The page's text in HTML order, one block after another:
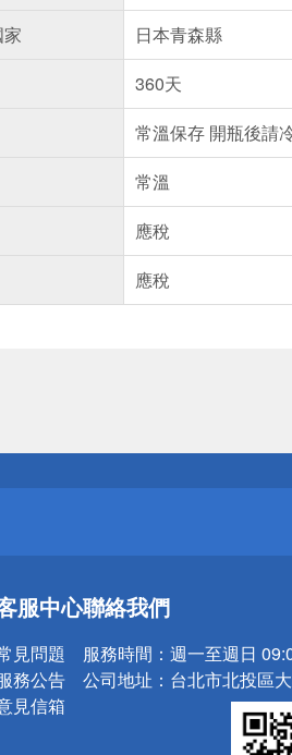
日本青森縣
360天
常溫保存 開瓶後請
常溫
應稅
應稅
小心！
小心！
服中心
見問題
務公告
見信箱
聯絡我們
服務時間： 週一至週日
公司地址： 台北市北投區